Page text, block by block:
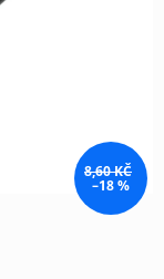
8,60 KČ
–18 %